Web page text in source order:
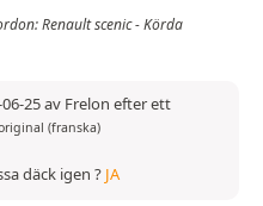
Renault scenic - Körda
25 av Frelon efter ett
(franska)
däck igen ? JA